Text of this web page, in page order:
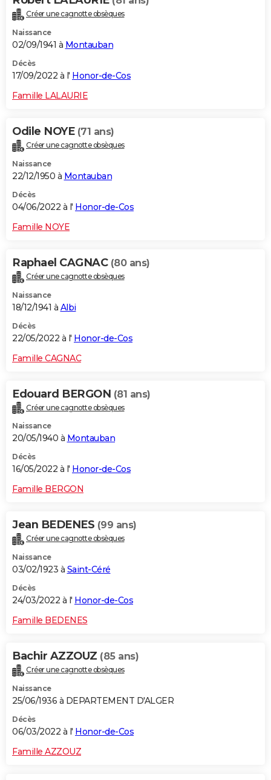
Créer une cagnotte obsèques
Naissance
02/09/1941 à Montauban
Décès
17/09/2022 à l' Honor-de-Cos
Famille LALAURIE
Odile NOYE (71 ans)
Créer une cagnotte obsèques
Naissance
22/12/1950 à Montauban
Décès
04/06/2022 à l' Honor-de-Cos
Famille NOYE
Raphael CAGNAC (80 ans)
Créer une cagnotte obsèques
Naissance
18/12/1941 à Albi
Décès
22/05/2022 à l' Honor-de-Cos
Famille CAGNAC
Edouard BERGON (81 ans)
Créer une cagnotte obsèques
Naissance
20/05/1940 à Montauban
Décès
16/05/2022 à l' Honor-de-Cos
Famille BERGON
Jean BEDENES (99 ans)
Créer une cagnotte obsèques
Naissance
03/02/1923 à Saint-Céré
Décès
24/03/2022 à l' Honor-de-Cos
Famille BEDENES
Bachir AZZOUZ (85 ans)
Créer une cagnotte obsèques
Naissance
25/06/1936 à DEPARTEMENT D'ALGER
Décès
06/03/2022 à l' Honor-de-Cos
Famille AZZOUZ